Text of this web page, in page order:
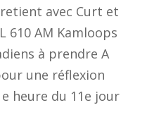
avec Curt et
610 AM Kamloops
à prendre A
une réflexion
heure du 11e jour